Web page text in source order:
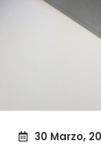
30 Marzo,